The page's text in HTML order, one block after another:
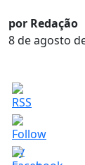
por Redação
8 de agosto